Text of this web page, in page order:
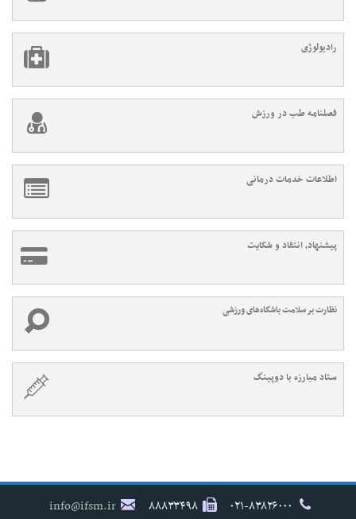
رادیولوژی
فصلنامه طب در ورزش
اطلاعات خدمات درمانی
پیشنهاد، انتقاد و شکایت
نظارت بر سلامت باشگاه‌های ورزشی
ستاد مبارزه با دوپینگ
۸۸۸۳۳۴۹۸ info@ifsm.ir